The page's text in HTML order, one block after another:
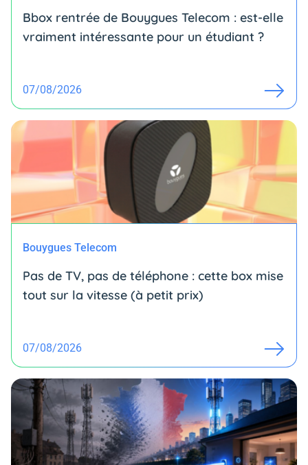
Bbox rentrée de Bouygues Telecom : est-elle
vraiment intéressante pour un étudiant ?
07/08/2026
Bouygues Telecom
Pas de TV, pas de téléphone : cette box mise
tout sur la vitesse (à petit prix)
07/08/2026